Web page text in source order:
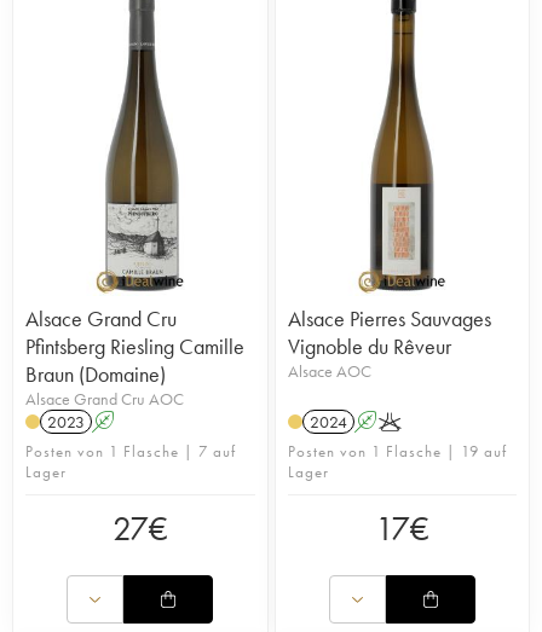
Alsace Grand Cru
Pfintsberg Riesling Camille
Braun (Domaine)
Alsace Grand Cru AOC
2023 A
Posten von 1 Flasche | 7 auf
Lager
27€
Alsace Pierres Sauvages
Vignoble du Rêveur
Alsace AOC
2024 AK
Posten von 1 Flasche | 19 auf
Lager
17€